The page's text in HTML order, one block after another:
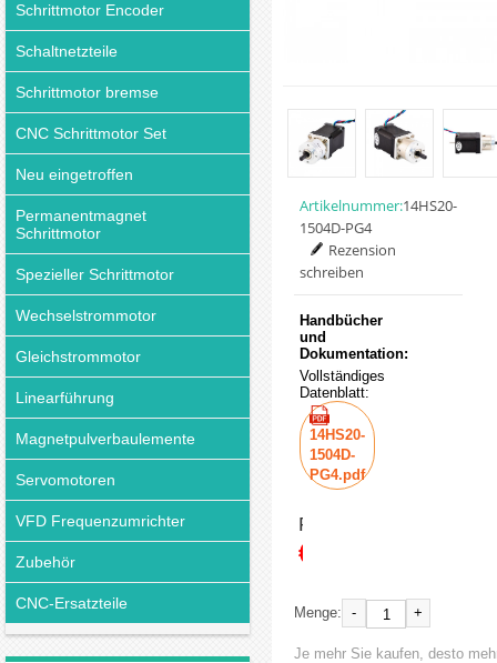
Schrittmotor Encoder
Schaltnetzteile
Schrittmotor bremse
CNC Schrittmotor Set
Neu eingetroffen
Permanentmagnet
Schrittmotor
Spezieller Schrittmotor
Wechselstrommotor
Gleichstrommotor
Linearführung
Magnetpulverbaulemente
Servomotoren
VFD Frequenzumrichter
Zubehör
CNC-Ersatzteile
Artikelnummer:14HS20-
1504D-PG4
Rezension
schreiben
Handbücher
und
Dokumentation:
Vollständiges
Datenblatt:
14HS20-
1504D-
PG4.pdf
Preis:
€39.50
Menge: - +
Je mehr Sie kaufen, desto